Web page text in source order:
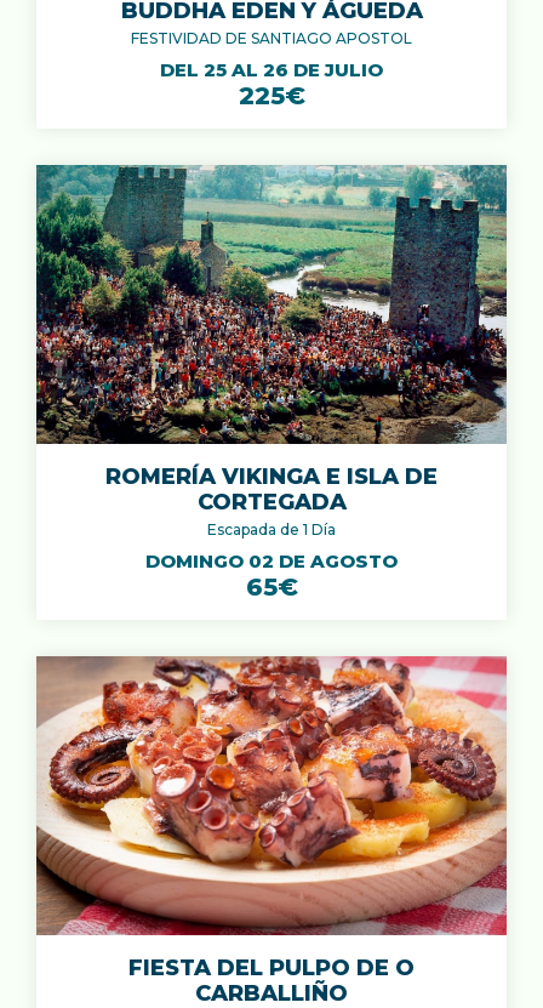
FIESTA DEL PULPO DE O
CARBALLIÑO
ROMERÍA VIKINGA E ISLA DE
CORTEGADA
Escapada de 1 Día
DOMINGO 02 DE AGOSTO
65€
BUDDHA EDEN Y ÁGUEDA
FESTIVIDAD DE SANTIAGO APOSTOL
DEL 25 AL 26 DE JULIO
225€